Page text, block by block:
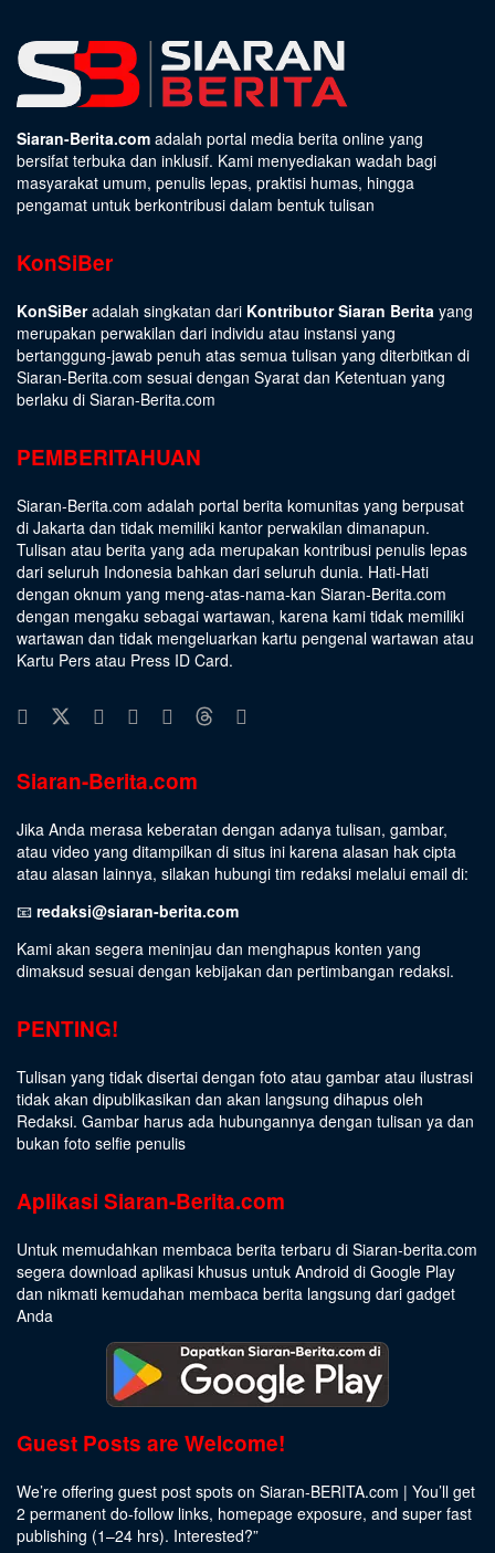
Siaran-Berita.com adalah portal media berita online yang
bersifat terbuka dan inklusif. Kami menyediakan wadah bagi
masyarakat umum, penulis lepas, praktisi humas, hingga
pengamat untuk berkontribusi dalam bentuk tulisan
KonSiBer
KonSiBeradalah singkatan dari Kontributor Siaran Berita yang
merupakan perwakilan dari individu atau instansi yang
bertanggung-jawab penuh atas semua tulisan yang diterbitkan di
Siaran-Berita.com sesuai dengan Syarat dan Ketentuan yang
berlaku di Siaran-Berita.com
PEMBERITAHUAN
Siaran-Berita.com adalah portal berita komunitas yang berpusat
di Jakarta dan tidak memiliki kantor perwakilan dimanapun.
Tulisan atau berita yang ada merupakan kontribusi penulis lepas
dari seluruh Indonesia bahkan dari seluruh dunia. Hati-Hati
dengan oknum yang meng-atas-nama-kan Siaran-Berita.com
dengan mengaku sebagai wartawan, karena kami tidak memiliki
wartawan dan tidak mengeluarkan kartu pengenal wartawan atau
Kartu Pers atau Press ID Card.
Siaran-Berita.com
Jika Anda merasa keberatan dengan adanya tulisan, gambar,
atau video yang ditampilkan di situs ini karena alasan hak cipta
atau alasan lainnya, silakan hubungi tim redaksi melalui email di:
📧 redaksi@siaran-berita.com
Kami akan segera meninjau dan menghapus konten yang
dimaksud sesuai dengan kebijakan dan pertimbangan redaksi.
PENTING!
Tulisan yang tidak disertai dengan foto atau gambar atau ilustrasi
tidak akan dipublikasikan dan akan langsung dihapus oleh
Redaksi. Gambar harus ada hubungannya dengan tulisan ya dan
bukan foto selfie penulis
Aplikasi Siaran-Berita.com
Untuk memudahkan membaca berita terbaru di Siaran-berita.com
segera download aplikasi khusus untuk Android di Google Play
dan nikmati kemudahan membaca berita langsung dari gadget
Anda
Guest Posts are Welcome!
We’re offering guest post spots on Siaran-BERITA.com | You’ll get
2 permanent do-follow links, homepage exposure, and super fast
publishing (1–24 hrs). Interested?”